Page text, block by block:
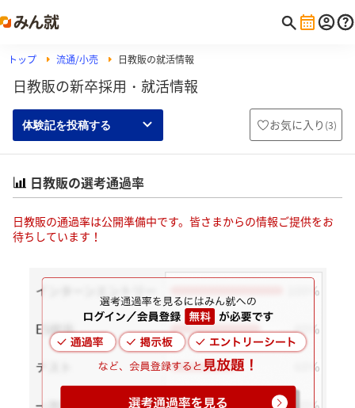
トップ 流通/小売 日教販の就活情報
日教販の新卒採用・就活情報
体験記を投稿する お気に入り (3)
日教販の選考通過率
日教販の通過率は公開準備中です。皆さまからの情報ご提供をお
待ちしています！